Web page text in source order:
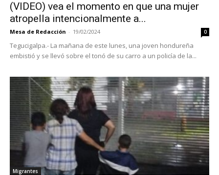
(VIDEO) vea el momento en que una mujer
atropella intencionalmente a...
Mesa de Redacción - 19/02/2024 0
Tegucigalpa.- La mañana de este lunes, una joven hondureña
embistió y se llevó sobre el tonó de su carro a un policía de la...
Migrantes